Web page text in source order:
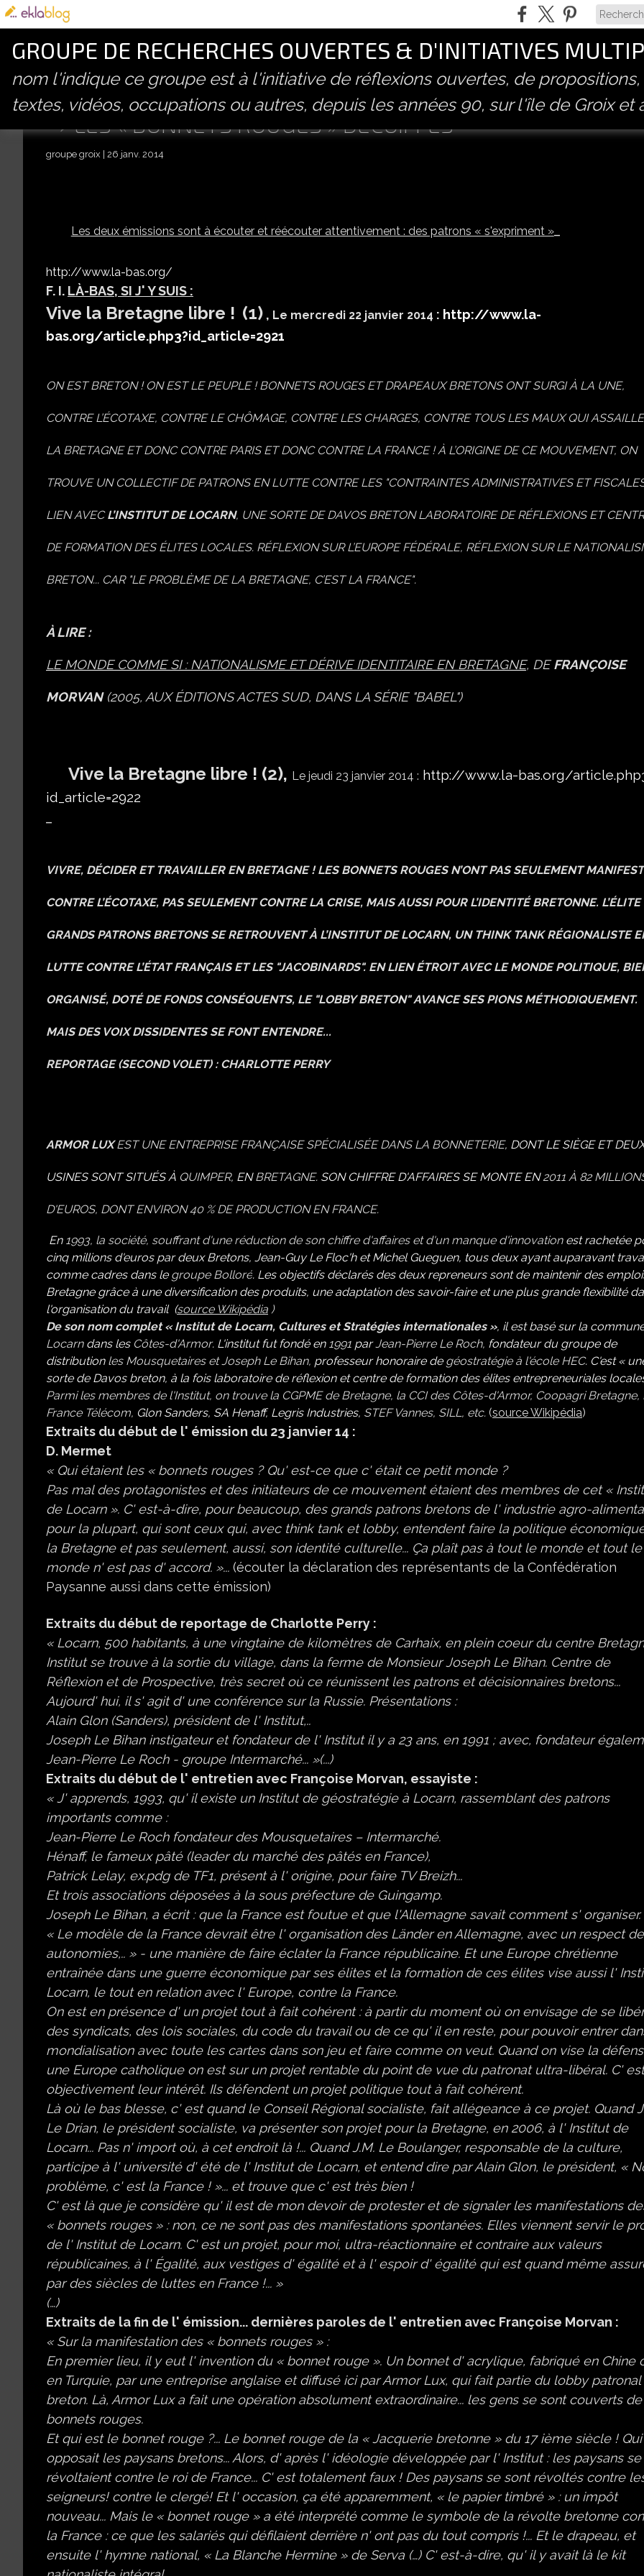
GROUPE DE RECHERCHES OUVERTES & D'INITIATIVES
nom l'indique ce groupe est à l'initiative de réflexions ouvertes, de
textes, vidéos, occupations ou autres, depuis les années 90, sur l'île de Groix et
LES « BONNETS ROUGES » DÉCOIFFÉS
groupe groix 26 janv. 2014
Les deux émissions sont à écouter et réécouter attentivement : des patrons « s'expriment »
http://www.la-bas.org/
F. I. LÀ-BAS, SI J' Y SUIS :
Vive la Bretagne libre ! (1) , Le mercredi 22 janvier 2014 : http://www.la-
bas.org/article.php3?id_article=2921
ON EST BRETON ! ON EST LE PEUPLE ! BONNETS ROUGES ET DRAPEAUX BRETONS ONT SURGI À LA UNE,
CONTRE L’ÉCOTAXE, CONTRE LE CHÔMAGE, CONTRE LES CHARGES, CONTRE TOUS LES MAUX QUI
LA BRETAGNE ET DONC CONTRE PARIS ET DONC CONTRE LA FRANCE ! À L’ORIGINE DE CE MOUVEMENT, ON
TROUVE UN COLLECTIF DE PATRONS EN LUTTE CONTRE LES "CONTRAINTES ADMINISTRATIVES ET
LIEN AVECL’INSTITUT DE LOCARN, UNE SORTE DE DAVOS BRETON LABORATOIRE DE RÉFLEXIONS ET
DE FORMATION DES ÉLITES LOCALES. RÉFLEXION SUR L’EUROPE FÉDÉRALE, RÉFLEXION SUR LE
BRETON... CAR "LE PROBLÈME DE LA BRETAGNE, C’EST LA FRANCE".
À LIRE :
LE MONDE COMME SI : NATIONALISME ET DÉRIVE IDENTITAIRE EN BRETAGNE, DEFRANÇOISE
MORVAN(2005, AUX ÉDITIONS ACTES SUD, DANS LA SÉRIE "BABEL")
Vive la Bretagne libre ! (2), Le jeudi 23 janvier 2014 : http://www.la-bas.org/
id_article=2922
VIVRE, DÉCIDER ET TRAVAILLER EN BRETAGNE ! LES BONNETS ROUGES N’ONT PAS SEULEMENT
CONTRE L’ÉCOTAXE, PAS SEULEMENT CONTRE LA CRISE, MAIS AUSSI POUR L’IDENTITÉ BRETONNE. L’ÉLITE
GRANDS PATRONS BRETONS SE RETROUVENT À L’INSTITUT DE LOCARN, UN THINK TANKRÉGIONALISTE
LUTTE CONTRE L’ÉTAT FRANÇAIS ET LES "JACOBINARDS". EN LIEN ÉTROIT AVEC LE MONDE POLITIQUE,
ORGANISÉ, DOTÉ DE FONDS CONSÉQUENTS, LE "LOBBY BRETON" AVANCE SES PIONS MÉTHODIQUEMENT.
MAIS DES VOIX DISSIDENTES SE FONT ENTENDRE...
REPORTAGE (SECOND VOLET) : CHARLOTTE PERRY
ARMOR LUX EST UNE ENTREPRISEFRANÇAISESPÉCIALISÉE DANS LA BONNETERIE, DONT LE SIÈGE ET
USINES SONT SITUÉS À QUIMPER, ENBRETAGNE. SON CHIFFRE D'AFFAIRES SE MONTE EN 2011 À 82
D'EUROS, DONT ENVIRON 40 % DE PRODUCTION EN FRANCE.
En1993, la société, souffrant d'une réduction de son chiffre d'affaires et d'un manque d'innovation est rachetée
cinq millions d'euros par deux Bretons, Jean-Guy Le Floc'h et Michel Gueguen, tous deux ayant auparavant
comme cadres dans le groupe Bolloré. Les objectifs déclarés des deux repreneurs sont de maintenir des
Bretagne grâce à une diversification des produits, une adaptation des savoir-faire et une plus grande flexibilité
l'organisation du travail (source Wikipédia )
De son nom complet « Institut de Locarn, Cultures et Stratégies internationales », il est basé sur la
Locarndans les Côtes-d'Armor. L'institut fut fondé en 1991 par Jean-Pierre Le Roch, fondateur du groupe de
distribution les MousquetairesetJoseph Le Bihan, professeur honoraire de géostratégieà l'école HEC. C'est «
sorte de Davos breton, à la fois laboratoire de réflexion et centre de formation des élites entrepreneuriales
Parmi les membres de l'Institut, on trouve la CGPME de Bretagne, la CCIdes Côtes-d'Armor, Coopagri Bretagne,
France Télécom, Glon Sanders, SA Henaff, Legris Industries, STEFVannes, SILL, etc. (source Wikipédia)
Extraits du début de l' émission du 23 janvier 14 :
D. Mermet
« Qui étaient les « bonnets rouges ? Qu' est-ce que c' était ce petit monde ?
Pas mal des protagonistes et des initiateurs de ce mouvement étaient des membres de cet «
de Locarn ». C' est-à-dire, pour beaucoup, des grands patrons bretons de l' industrie agro-
pour la plupart, qui sont ceux qui, avec think tank et lobby, entendent faire la politique
la Bretagne et pas seulement, aussi, son identité culturelle... Ça plaît pas à tout le monde et tout le
monde n' est pas d' accord. »... (écouter la déclaration des représentants de la Confédération
Paysanne aussi dans cette émission)
Extraits du début de reportage de Charlotte Perry :
« Locarn, 500 habitants, à une vingtaine de kilomètres de Carhaix, en plein coeur du centre
Institut se trouve à la sortie du village, dans la ferme de Monsieur Joseph Le Bihan. Centre de
Réflexion et de Prospective, très secret où ce réunissent les patrons et décisionnaires bretons...
Aujourd' hui, il s' agit d' une conférence sur la Russie. Présentations :
Alain Glon (Sanders), président de l' Institut,..
Joseph Le Bihan instigateur et fondateur de l' Institut il y a 23 ans, en 1991 ; avec, fondateur
Jean-Pierre Le Roch - groupe Intermarché... »(...)
Extraits du début de l' entretien avec Françoise Morvan, essayiste :
« J' apprends, 1993, qu' il existe un Institut de géostratégie à Locarn, rassemblant des patrons
importants comme :
Jean-Pierre Le Roch fondateur des Mousquetaires – Intermarché.
Hénaff, le fameux pâté (leader du marché des pâtés en France),
Patrick Lelay, ex.pdg de TF1, présent à l' origine, pour faire TV Breizh...
Et trois associations déposées à la sous préfecture de Guingamp.
Joseph Le Bihan, a écrit : que la France est foutue et que l'Allemagne savait comment s' organiser.
« Le modèle de la France devrait être l' organisation des Länder en Allemagne, avec un respect
autonomies,.. » - une manière de faire éclater la France républicaine. Et une Europe chrétienne
entraînée dans une guerre économique par ses élites et la formation de ces élites vise aussi l'
Locarn, le tout en relation avec l' Europe, contre la France.
On est en présence d' un projet tout à fait cohérent : à partir du moment où on envisage de se
des syndicats, des lois sociales, du code du travail ou de ce qu' il en reste, pour pouvoir entrer
mondialisation avec toute les cartes dans son jeu et faire comme on veut. Quand on vise la
une Europe catholique on est sur un projet rentable du point de vue du patronat ultra-libéral. C' est
objectivement leur intérêt. Ils défendent un projet politique tout à fait cohérent.
Là où le bas blesse, c' est quand le Conseil Régional socialiste, fait allégeance à ce projet. Quand
Le Drian, le président socialiste, va présenter son projet pour la Bretagne, en 2006, à l' Institut de
Locarn... Pas n' import où, à cet endroit là !... Quand J.M. Le Boulanger, responsable de la culture,
participe à l' université d' été de l' Institut de Locarn, et entend dire par Alain Glon, le président, «
problème, c' est la France ! »... et trouve que c' est très bien !
C' est là que je considère qu' il est de mon devoir de protester et de signaler les manifestations
« bonnets rouges » : non, ce ne sont pas des manifestations spontanées. Elles viennent servir le
de l' Institut de Locarn. C' est un projet, pour moi, ultra-réactionnaire et contraire aux valeurs
républicaines, à l' Égalité, aux vestiges d' égalité et à l' espoir d' égalité qui est quand même
par des siècles de luttes en France !... »
(…)
Extraits de la fin de l' émission... dernières paroles de l' entretien avec Françoise Morvan :
« Sur la manifestation des « bonnets rouges » :
En premier lieu, il y eut l' invention du « bonnet rouge ». Un bonnet d' acrylique, fabriqué en Chine
en Turquie, par une entreprise anglaise et diffusé ici par Armor Lux, qui fait partie du lobby patronal
breton. Là, Armor Lux a fait une opération absolument extraordinaire... les gens se sont couverts de
bonnets rouges.
Et qui est le bonnet rouge ?... Le bonnet rouge de la « Jacquerie bretonne » du 17 ième siècle ! Qui
opposait les paysans bretons... Alors, d' après l' idéologie développée par l' Institut : les paysans se
révoltaient contre le roi de France... C' est totalement faux ! Des paysans se sont révoltés contre
seigneurs! contre le clergé! Et l' occasion, ça été apparemment, « le papier timbré » : un impôt
nouveau... Mais le « bonnet rouge » a été interprété comme le symbole de la révolte bretonne
la France : ce que les salariés qui défilaient derrière n' ont pas du tout compris !... Et le drapeau, et
ensuite l' hymne national, « La Blanche Hermine » de Serva (…) C' est-à-dire, qu' il y avait là le kit